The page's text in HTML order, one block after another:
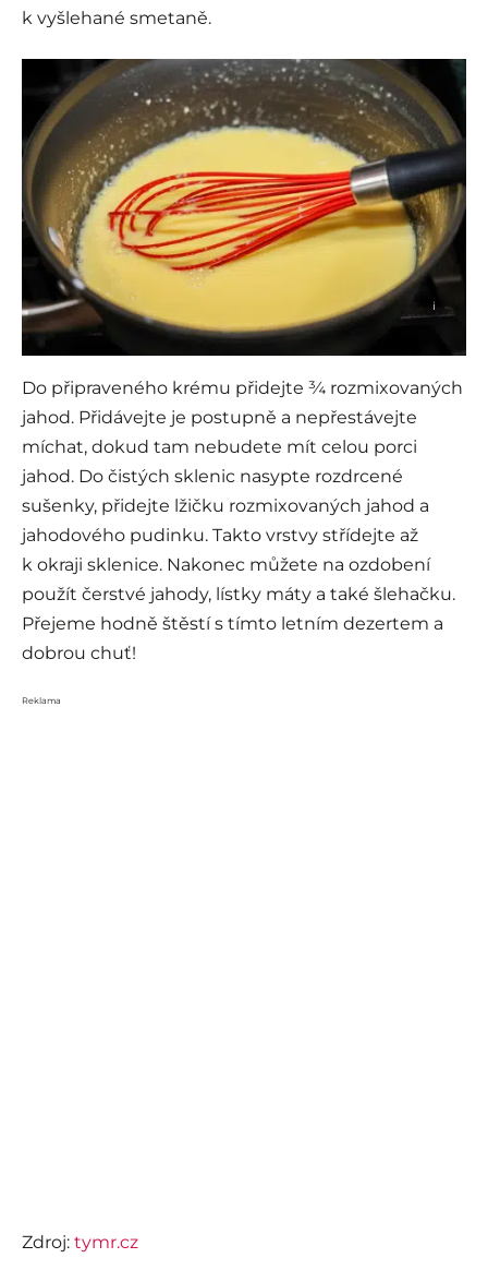
k vyšlehané smetaně.
i
Do připraveného krému přidejte ¾ rozmixovaných
jahod. Přidávejte je postupně a nepřestávejte
míchat, dokud tam nebudete mít celou porci
jahod. Do čistých sklenic nasypte rozdrcené
sušenky, přidejte lžičku rozmixovaných jahod a
jahodového pudinku. Takto vrstvy střídejte až
k okraji sklenice. Nakonec můžete na ozdobení
použít čerstvé jahody, lístky máty a také šlehačku.
Přejeme hodně štěstí s tímto letním dezertem a
dobrou chuť!
Reklama
Zdroj: tymr.cz